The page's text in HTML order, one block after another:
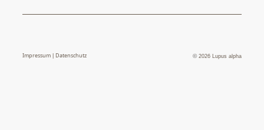
Impressum Datenschutz © 2026 Lupus alpha